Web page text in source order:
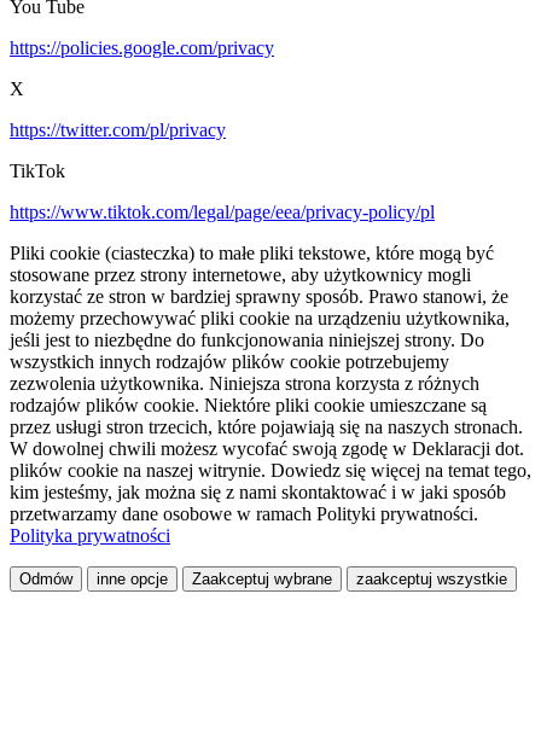
You Tube
https://policies.google.com/privacy
X
https://twitter.com/pl/privacy
TikTok
https://www.tiktok.com/legal/page/eea/privacy-policy/pl
Pliki cookie (ciasteczka) to małe pliki tekstowe, które mogą być
stosowane przez strony internetowe, aby użytkownicy mogli
korzystać ze stron w bardziej sprawny sposób. Prawo stanowi, że
możemy przechowywać pliki cookie na urządzeniu użytkownika,
jeśli jest to niezbędne do funkcjonowania niniejszej strony. Do
wszystkich innych rodzajów plików cookie potrzebujemy
zezwolenia użytkownika. Niniejsza strona korzysta z różnych
rodzajów plików cookie. Niektóre pliki cookie umieszczane są
przez usługi stron trzecich, które pojawiają się na naszych stronach.
W dowolnej chwili możesz wycofać swoją zgodę w Deklaracji dot.
plików cookie na naszej witrynie. Dowiedz się więcej na temat tego,
kim jesteśmy, jak można się z nami skontaktować i w jaki sposób
przetwarzamy dane osobowe w ramach Polityki prywatności.
Polityka prywatności
Odmów inne opcje Zaakceptuj wybrane zaakceptuj wszystkie